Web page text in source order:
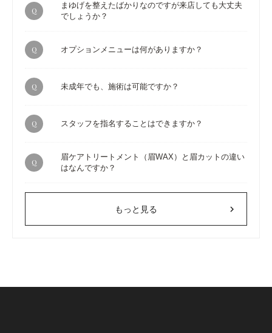
Q
まゆげを整えたばかりなのですが来店しても大丈夫
でしょうか？
Q オプションメニューは何がありますか？
Q 未成年でも、施術は可能ですか？
Q スタッフを指名することはできますか？
Q
眉ケアトリートメント（眉WAX）と眉カットの違い
はなんですか？
もっと見る chevron_right